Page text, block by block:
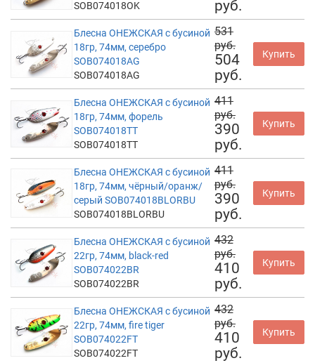
SOB074018OK
руб.
Блесна ОНЕЖСКАЯ с бусиной
18гр, 74мм, серебро
SOB074018AG
SOB074018AG
531
руб.
504
руб.
Купить
Блесна ОНЕЖСКАЯ с бусиной
18гр, 74мм, форель
SOB074018TT
SOB074018TT
411
руб.
390
руб.
Купить
Блесна ОНЕЖСКАЯ с бусиной
18гр, 74мм, чёрный/оранж/
серый SOB074018BLORBU
SOB074018BLORBU
411
руб.
390
руб.
Купить
Блесна ОНЕЖСКАЯ с бусиной
22гр, 74мм, black-red
SOB074022BR
SOB074022BR
432
руб.
410
руб.
Купить
Блесна ОНЕЖСКАЯ с бусиной
22гр, 74мм, fire tiger
SOB074022FT
SOB074022FT
432
руб.
410
руб.
Купить